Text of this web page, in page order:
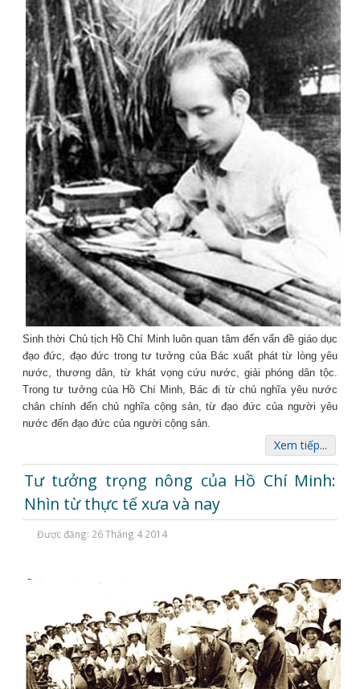
Sinh thời Chủ tịch Hồ Chí Minh luôn quan tâm đến vấn đề giáo dục
đạo đức, đạo đức trong tư tưởng của Bác xuất phát từ lòng yêu
nước, thương dân, từ khát vọng cứu nước, giải phóng dân tộc.
Trong tư tưởng của Hồ Chí Minh, Bác đi từ chủ nghĩa yêu nước
chân chính đến chủ nghĩa cộng sản, từ đạo đức của người yêu
nước đến đạo đức của người cộng sản.
Xem tiếp...
Tư tưởng trọng nông của Hồ Chí Minh:
Nhìn từ thực tế xưa và nay
Được đăng: 26 Tháng 4 2014